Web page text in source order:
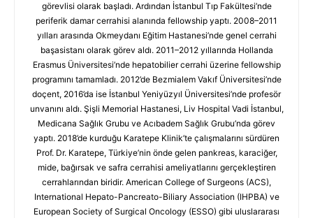
görevlisi olarak başladı. Ardından İstanbul Tıp Fakültesi’nde
periferik damar cerrahisi alanında fellowship yaptı. 2008–2011
yılları arasında Okmeydanı Eğitim Hastanesi’nde genel cerrahi
başasistanı olarak görev aldı. 2011–2012 yıllarında Hollanda
Erasmus Üniversitesi’nde hepatobilier cerrahi üzerine fellowship
programını tamamladı. 2012’de Bezmialem Vakıf Üniversitesi’nde
doçent, 2016’da ise İstanbul Yeniyüzyıl Üniversitesi’nde profesör
unvanını aldı. Şişli Memorial Hastanesi, Liv Hospital Vadi İstanbul,
Medicana Sağlık Grubu ve Acıbadem Sağlık Grubu’nda görev
yaptı. 2018’de kurduğu Karatepe Klinik’te çalışmalarını sürdüren
Prof. Dr. Karatepe, Türkiye’nin önde gelen pankreas, karaciğer,
mide, bağırsak ve safra cerrahisi ameliyatlarını gerçekleştiren
cerrahlarından biridir. American College of Surgeons (ACS),
International Hepato-Pancreato-Biliary Association (IHPBA) ve
European Society of Surgical Oncology (ESSO) gibi uluslararası